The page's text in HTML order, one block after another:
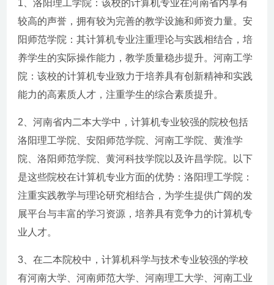
1、洛阳理工学院：该校的计算机专业在河南省内享有
较高的声誉，拥有较为完善的教学设施和师资力量。安
阳师范学院：其计算机专业注重理论与实践相结合，培
养学生的实际操作能力，教学质量稳步提升。河南工学
院：该校的计算机专业致力于培养具有创新精神和实践
能力的高素质人才，注重学生的综合素质提升。
2、河南省内二本大学中，计算机专业较强的院校包括
洛阳理工学院、安阳师范学院、河南工学院、黄淮学
院、洛阳师范学院、黄河科技学院以及许昌学院。以下
是这些院校在计算机专业方面的优势：洛阳理工学院：
注重实践教学与理论研究相结合，为学生提供广阔的发
展平台与丰富的学习资源，培养具有竞争力的计算机专
业人才。
3、在二本院校中，计算机科学与技术专业较强的学校
有河南大学、河南师范大学、河南理工大学、河南工业